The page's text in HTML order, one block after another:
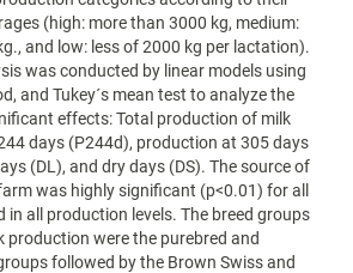
(high: more than 3000 kg, medium:
and low: less of 2000 kg per lactation).
was conducted by linear models using
and Tukey´s mean test to analyze the
effects: Total production of milk
days (P244d), production at 305 days
(DL), and dry days (DS). The source of
was highly significant (p<0.01) for all
in all production levels. The breed groups
production were the purebred and
followed by the Brown Swiss and